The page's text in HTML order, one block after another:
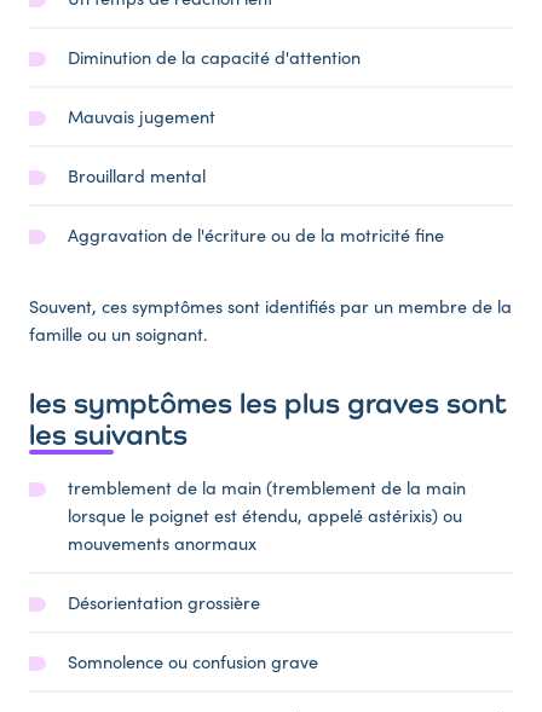
Diminution de la capacité d'attention
Mauvais jugement
Brouillard mental
Aggravation de l'écriture ou de la motricité fine
Souvent, ces symptômes sont identifiés par un membre de la
famille ou un soignant.
les symptômes les plus graves sont
les suivants
tremblement de la main (tremblement de la main
lorsque le poignet est étendu, appelé astérixis) ou
mouvements anormaux
Désorientation grossière
Somnolence ou confusion grave